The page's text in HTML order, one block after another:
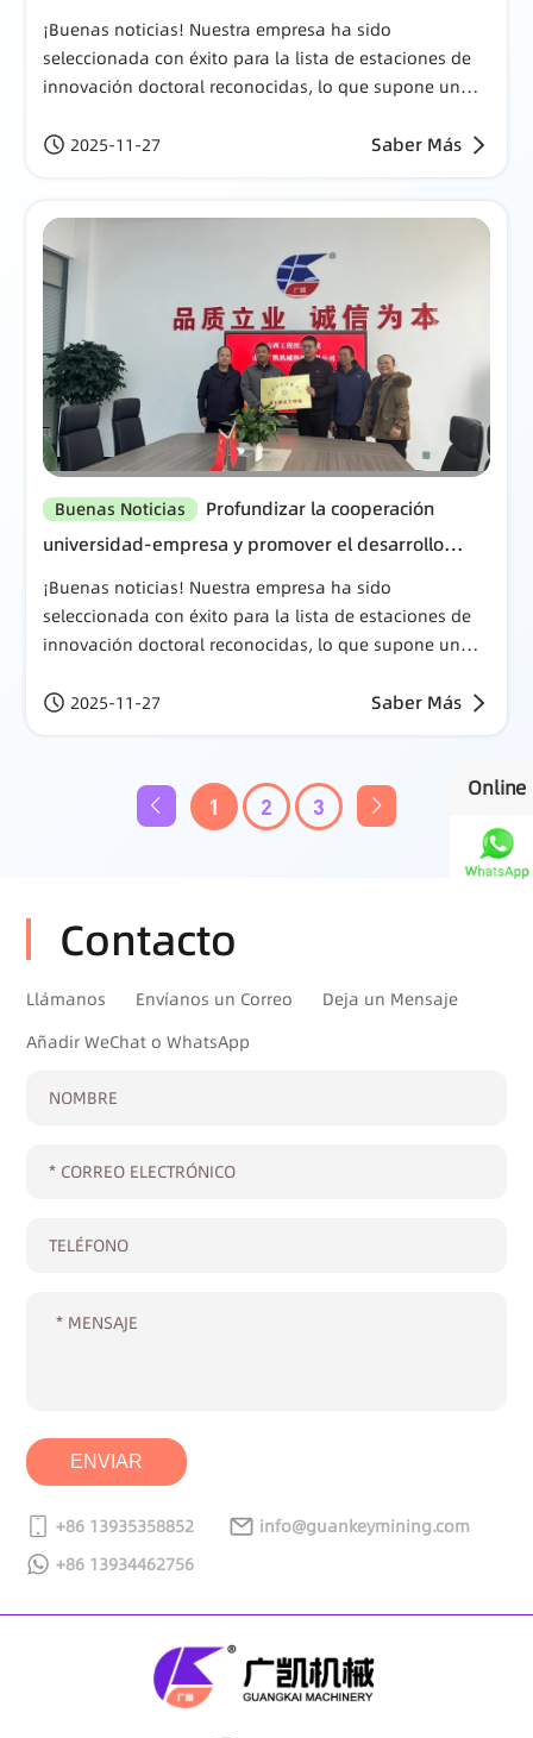
Online
transformación integral] Guangkai Machinery:
Empoderamiento tecnológico, un nuevo camino.
¡Buenas noticias! Nuestra empresa ha sido
seleccionada con éxito para la lista de estaciones de
innovación doctoral reconocidas, lo que supone un
academia y la investigación.
2025-11-27 Saber Más
Buenas Noticias
universidad-empresa y promover el desarrollo
innovador: nuestra universidad y Shanxi Guangkai
Machinery Technology Co., Ltd. establecieron
conjuntamente una estación de trabajo postdoctoral
en la empresa.
¡Buenas noticias! Nuestra empresa ha sido
seleccionada con éxito para la lista de estaciones de
innovación doctoral reconocidas, lo que supone un
academia y la investigación.
2025-11-27 Saber Más
1 2 3
Contacto
Llámanos Envíanos un Correo
Deja un Mensaje
Añadir WeChat o WhatsApp
ENVIAR
+86 13935358852
info@guankeymining.com
+86 13934462756